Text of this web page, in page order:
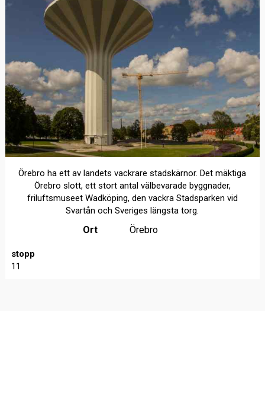
Örebro ha ett av landets vackrare stadskärnor. Det mäktiga
Örebro slott, ett stort antal välbevarade byggnader,
friluftsmuseet Wadköping, den vackra Stadsparken vid
Svartån och Sveriges längsta torg.
Ort Örebro
stopp
11